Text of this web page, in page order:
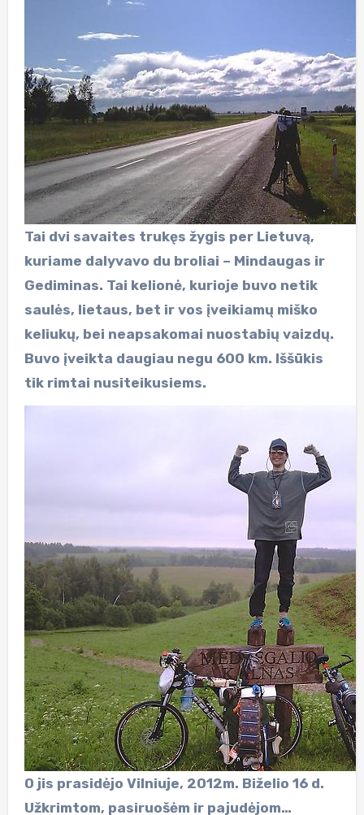
Tai dvi savaites trukęs žygis per Lietuvą,
kuriame dalyvavo du broliai – Mindaugas ir
Gediminas. Tai kelionė, kurioje buvo netik
saulės, lietaus, bet ir vos įveikiamų miško
keliukų, bei neapsakomai nuostabių vaizdų.
Buvo įveikta daugiau negu 600 km. Iššūkis
tik rimtai nusiteikusiems.
O jis prasidėjo Vilniuje, 2012m. Biželio 16 d.
Užkrimtom, pasiruošėm ir pajudėjom…